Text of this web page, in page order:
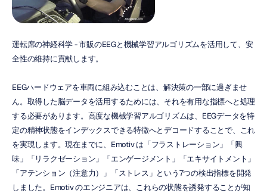
運転席の神経科学 - 市販のEEGと機械学習アルゴリズムを活用して、安
全性の維持に貢献します。
EEGハードウェアを車両に組み込むことは、解決策の一部に過ぎませ
ん。取得した脳データを活用するためには、それを有用な指標へと処理
する必要があります。高度な機械学習アルゴリズムは、EEGデータを特
定の精神状態をインデックスできる特徴へとデコードすることで、これ
を実現します。現在までに、Emotiv は「フラストレーション」「興
味」「リラクゼーション」「エンゲージメント」「エキサイトメント」
「アテンション（注意力）」「ストレス」という7つの検出指標を開発
しました。Emotiv のエンジニアは、これらの状態を誘発することが知